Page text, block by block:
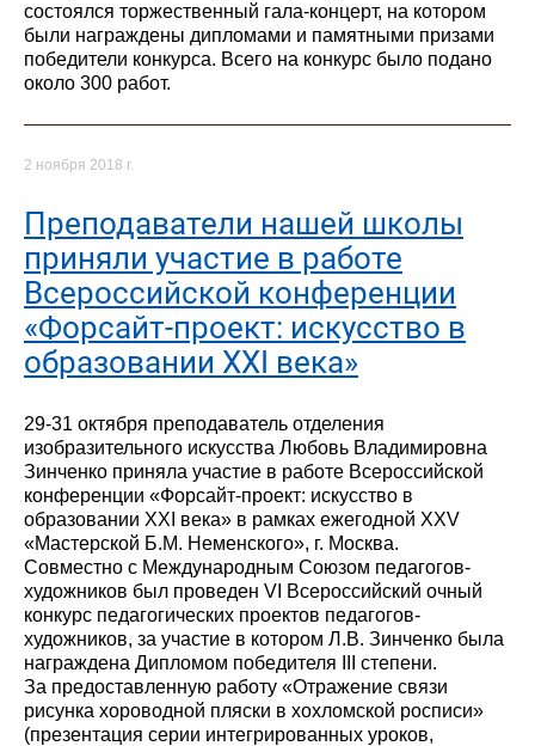
состоялся торжественный гала-концерт, на котором
были награждены дипломами и памятными призами
победители конкурса. Всего на конкурс было подано
около 300 работ.
2 ноября 2018 г.
Преподаватели нашей школы
приняли участие в работе
Всероссийской конференции
«Форсайт-проект: искусство в
образовании XXI века»
29-31 октября преподаватель отделения
изобразительного искусства Любовь Владимировна
Зинченко приняла участие в работе Всероссийской
конференции «Форсайт-проект: искусство в
образовании XXI века» в рамках ежегодной XXV
«Мастерской Б.М. Неменского», г. Москва.
Совместно с Международным Союзом педагогов-
художников был проведен VI Всероссийский очный
конкурс педагогических проектов педагогов-
художников, за участие в котором Л.В. Зинченко была
награждена Дипломом победителя III степени.
За предоставленную работу «Отражение связи
рисунка хороводной пляски в хохломской росписи»
(презентация серии интегрированных уроков,